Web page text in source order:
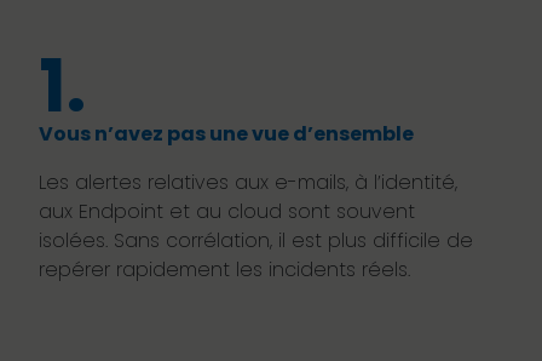
1.
Vous n’avez pas une vue d’ensemble
Les alertes relatives aux e-mails, à l’identité,
aux Endpoint et au cloud sont souvent
isolées. Sans corrélation, il est plus difficile de
repérer rapidement les incidents réels.